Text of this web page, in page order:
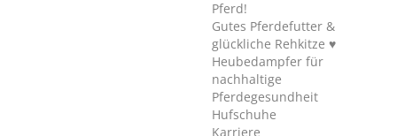
Pferd!
Gutes Pferdefutter &
glückliche Rehkitze ♥
Heubedampfer für
nachhaltige
Pferdegesundheit
Hufschuhe
Karriere